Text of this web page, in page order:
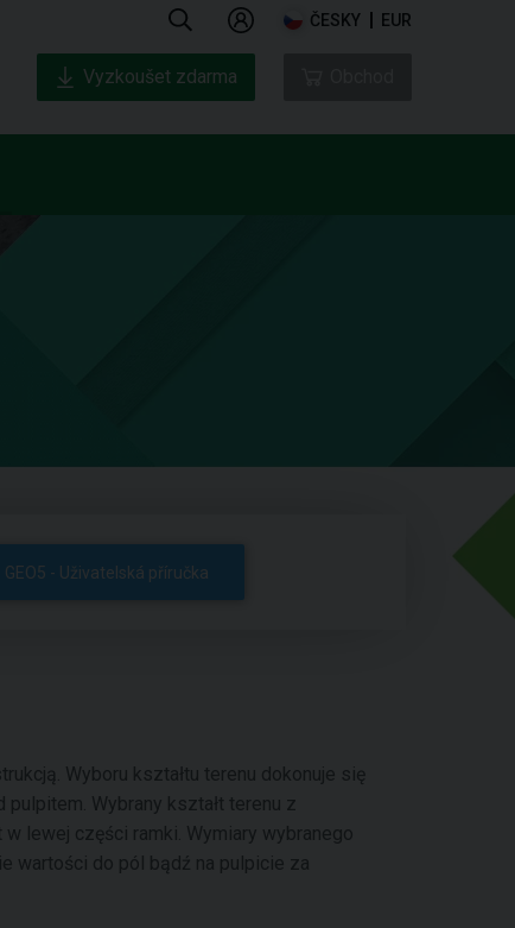
ČESKY EUR
Vyzkoušet zdarma
GEO5 - Uživatelská příručka
Wyboru kształtu terenu dokonuje się
Wybrany kształt terenu z
lewej części ramki. Wymiary wybranego
wartości do pól bądź na pulpicie za